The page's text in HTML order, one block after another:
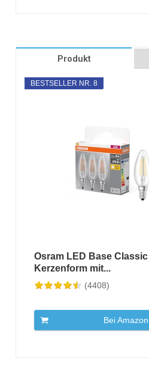
Produkt
BESTSELLER NR. 8
Osram LED Base
Kerzenform mit...
(4408)
Bei